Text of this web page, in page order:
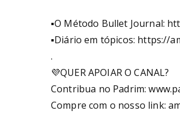
▪O Método Bullet Journal:
▪Diário em tópicos: https://
.
💜QUER APOIAR O CANAL?
Contribua no Padrim:
Compre com o nosso link: